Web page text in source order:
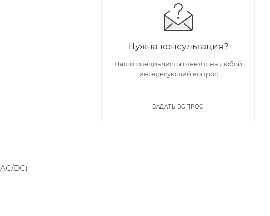
DC)
Нужна консультация?
Наши специалисты ответят на любой
интересующий вопрос
ЗАДАТЬ ВОПРОС